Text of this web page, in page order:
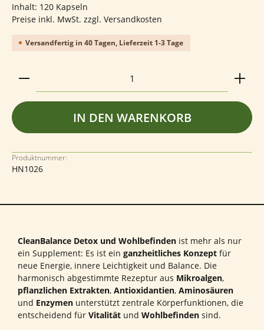
Inhalt: 120 Kapseln
Preise inkl. MwSt. zzgl. Versandkosten
Versandfertig in 40 Tagen, Lieferzeit 1-3 Tage
Produkt Anzahl: Gib den gewünschten Wert ein
IN DEN WARENKORB
Produktnummer:
HN1026
CleanBalance Detox und Wohlbefinden ist mehr als nur
ein Supplement: Es ist ein ganzheitliches Konzept für
neue Energie, innere Leichtigkeit und Balance. Die
harmonisch abgestimmte Rezeptur aus Mikroalgen,
pflanzlichen Extrakten, Antioxidantien, Aminosäuren
und Enzymen unterstützt zentrale Körperfunktionen, die
entscheidend für Vitalität und Wohlbefinden sind.